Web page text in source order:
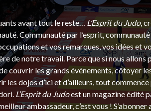
avant tout le reste… L’Esprit du Judo,
Communauté par l’esprit,
et vos remarques, vos idées et
de notre travail. Parce que si nous allons
couvrir les grands événements, côtoyer
les dojos d’ici et d’ailleurs, tout
L’Esprit du Judoest un magazine édité
ambassadeur, c’est vous ! S’abonner